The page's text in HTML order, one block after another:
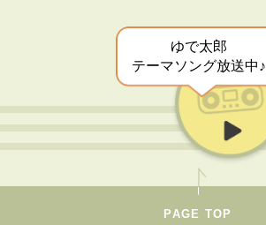
ゆで太郎
テーマソング放送中♪
PAGE TOP